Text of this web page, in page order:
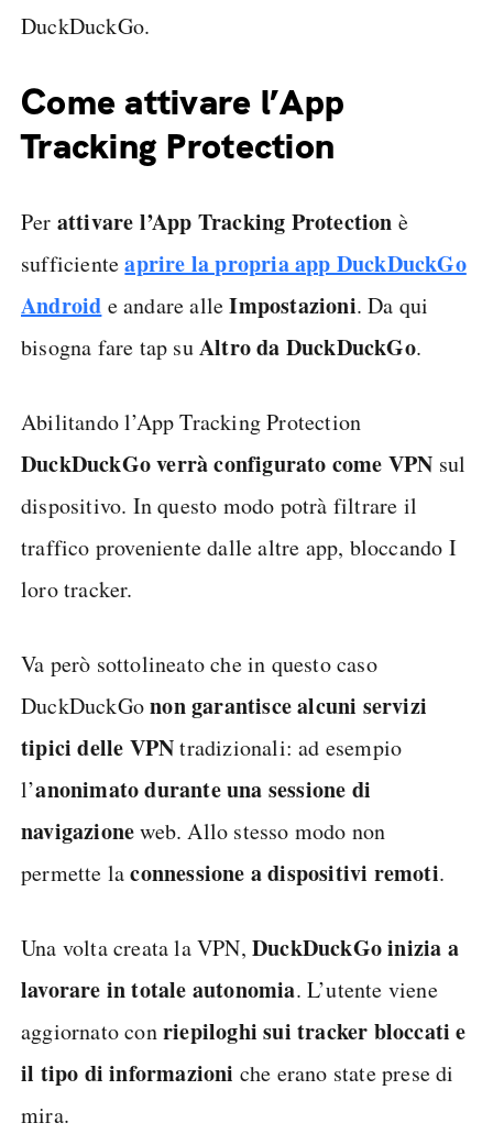
DuckDuckGo.
Come attivare l’App
Tracking Protection
Per attivare l’App Tracking Protection è
sufficienteaprire la propria app DuckDuckGo
Android e andare alleImpostazioni. Da qui
bisogna fare tap suAltro da DuckDuckGo.
Abilitando l’App Tracking Protection
DuckDuckGo verrà configurato come VPN sul
dispositivo. In questo modo potrà filtrare il
traffico proveniente dalle altre app, bloccando I
loro tracker.
Va però sottolineato che in questo caso
DuckDuckGonon garantisce alcuni servizi
tipici delle VPNtradizionali: ad esempio
l’anonimato durante una sessione di
navigazioneweb. Allo stesso modo non
permette laconnessione a dispositivi remoti.
Una volta creata la VPN, DuckDuckGo inizia a
lavorare in totale autonomia. L’utente viene
aggiornato conriepiloghi sui tracker bloccati e
il tipo di informazioni che erano state prese di
mira.